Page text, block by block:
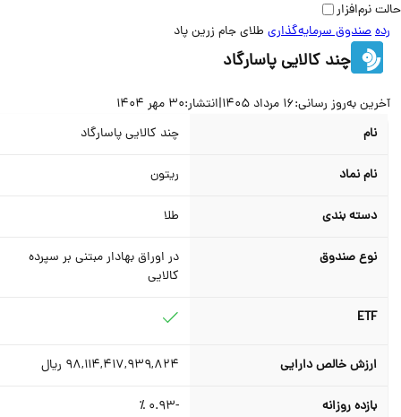
صندوق سرمایه‌گذاریطلای جام زرین پاد
چند کالایی پاسارگاد
به‌روز رسانی:16 مرداد 1405 |انتشار:30 مهر 1404
چند کالایی پاسارگاد
نام نماد ریتون
دسته بندی
نوع صندوق
در اوراق بهادار مبتنی بر سپرده
کالایی
ارزش خالص دارایی 98,114,417,939,824ریال
بازده روزانه ٪